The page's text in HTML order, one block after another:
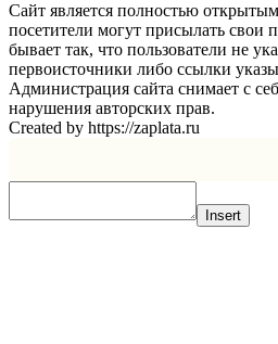
Сайт является полностью
посетители могут присылать свои
бывает так, что пользователи не
первоисточники либо ссылки
Администрация сайта снимает с
нарушения авторских прав.
Created by https://zaplata.ru
Insert